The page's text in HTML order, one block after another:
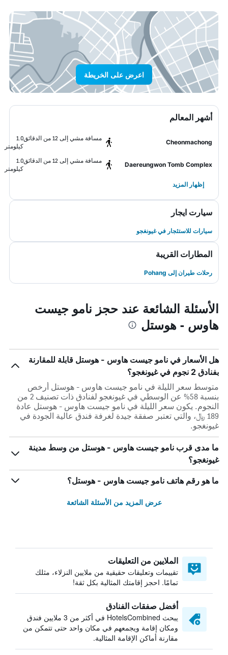
اعرض على الخريطة
أشهر المعالم
Cheonmachong
مسافة مشي إلى 12 من الدقائق
1.0
كيلومتر
Daereungwon Tomb Complex
مسافة مشي إلى 12 من الدقائق
1.0
كيلومتر
إظهار المزيد
سيارت ايجار
سيارات للاستئجار في غيونغجو
المطارات القريبة
رحلات طيران إلى Pohang
الأسئلة الشائعة عند حجز نامو جيست
هاوس - هوستل
هل الأسعار في نامو جيست هاوس - هوستل قابلة للمقارنة
بفنادق 2 نجوم في غيونغجو؟
متوسط سعر الليلة في نامو جيست هاوس - هوستل أرخص
بنسبة 58% عن الوسطي في غيونغجو لفنادق ذات تصنيف 2 من
النجوم. يكون سعر الليلة في نامو جيست هاوس - هوستل عادة
189 ﷼، والتي تعتبر صفقة جيدة لغرفة فندق عالية الجودة في
غيونغجو.
ما مدى قرب نامو جيست هاوس - هوستل من وسط مدينة
غيونغجو؟
ما هو رقم هاتف نامو جيست هاوس - هوستل؟
عرض المزيد من الأسئلة الشائعة
الملايين من التعليقات
تقييمات وتعليقات حقيقية من ملايين النزلاء، مثلك
تمامًا. احجز إقامتك المثالية بكل ثقة!
أفضل صفقات الفنادق
يبحث HotelsCombined في أكثر من 3 ملايين فندق
ومكان إقامة ويجمعهم في مكان واحد حتى تتمكن من
مقارنة أماكن الإقامة المثالية.